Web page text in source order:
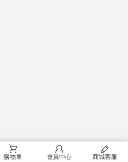
󰂟
購物車
󰂢
會員中心
󰄦
商城客服